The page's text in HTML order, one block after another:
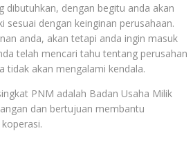
dibutuhkan, dengan begitu anda akan
sesuai dengan keinginan perusahaan.
anda, akan tetapi anda ingin masuk
telah mencari tahu tentang perusahan
tidak akan mengalami kendala.
PNM adalah Badan Usaha Milik
dan bertujuan membantu